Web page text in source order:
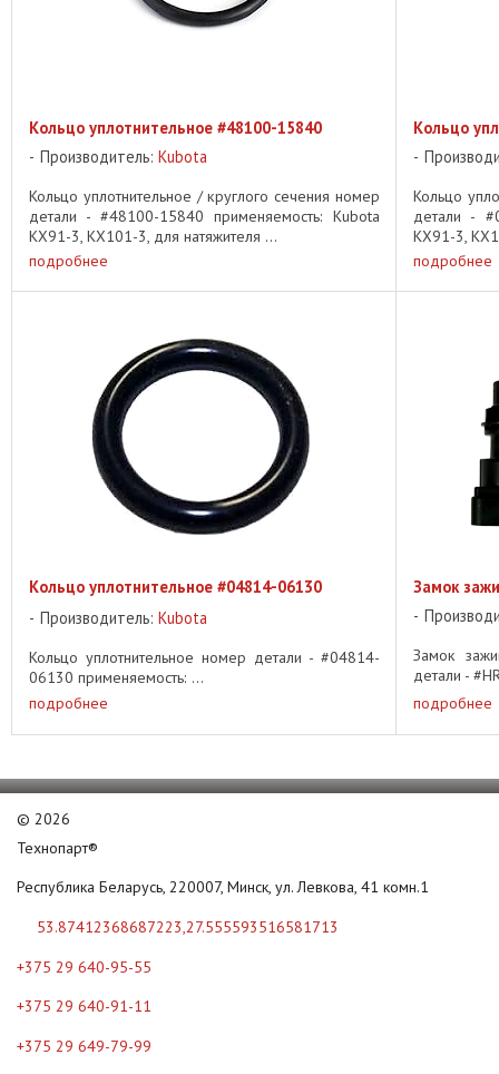
Кольцо уплотнительное #48100-15840
Производитель: Kubota
Кольцо уплотнительное / круглого сечения номер
детали - #48100-15840 применяемость: Kubota
KX91-3, KX101-3, для натяжителя ...
подробнее
Кольцо
Кольцо
детали -
KX91-3,
подробнее
Кольцо уплотнительное #04814-06130
Производитель: Kubota
Кольцо уплотнительное номер детали - #04814-
06130 применяемость: ...
подробнее
Замок
Замок
детали -
подробнее
© 2026
Технопарт®
Республика Беларусь, 220007, Минск, ул. Левкова, 41 комн.1
53.87412368687223,27.555593516581713
+375 29 640-95-55
+375 29 640-91-11
+375 29 649-79-99